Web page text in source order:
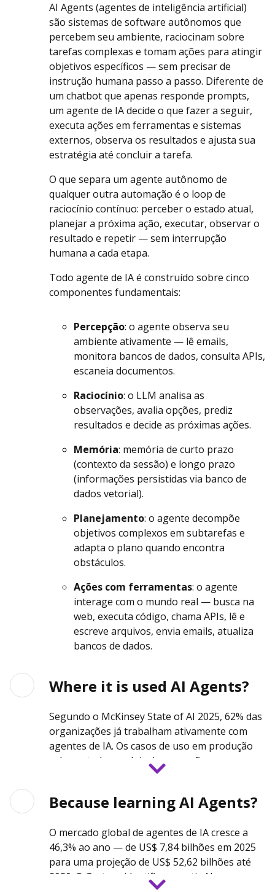
AI Agents (agentes de inteligência artificial)
são sistemas de software autônomos que
percebem seu ambiente, raciocinam sobre
tarefas complexas e tomam ações para atingir
objetivos específicos — sem precisar de
instrução humana passo a passo. Diferente de
um chatbot que apenas responde prompts,
um agente de IA decide o que fazer a seguir,
executa ações em ferramentas e sistemas
externos, observa os resultados e ajusta sua
estratégia até concluir a tarefa.
O que separa um agente autônomo de
qualquer outra automação é o loop de
raciocínio contínuo: perceber o estado atual,
planejar a próxima ação, executar, observar o
resultado e repetir — sem interrupção
humana a cada etapa.
Todo agente de IA é construído sobre cinco
componentes fundamentais:
Percepção: o agente observa seu
ambiente ativamente — lê emails,
monitora bancos de dados, consulta APIs,
escaneia documentos.
Raciocínio: o LLM analisa as
observações, avalia opções, prediz
resultados e decide as próximas ações.
Memória: memória de curto prazo
(contexto da sessão) e longo prazo
(informações persistidas via banco de
dados vetorial).
Planejamento: o agente decompõe
objetivos complexos em subtarefas e
adapta o plano quando encontra
obstáculos.
Ações com ferramentas: o agente
interage com o mundo real — busca na
web, executa código, chama APIs, lê e
escreve arquivos, envia emails, atualiza
bancos de dados.
Where it is used AI Agents?
Segundo o McKinsey State of AI 2025, 62% das
organizações já trabalham ativamente com
agentes de IA. Os casos de uso em produção
cobrem toda a cadeia de operações
Desenvolvimento de software (GitHub
Google Antigravity)
Atendimento ao cliente e suporte técnico
Finanças e compliance — detecção de
Because learning AI Agents?
O mercado global de agentes de IA cresce a
46,3% ao ano — de US$ 7,84 bilhões em 2025
para uma projeção de US$ 52,62 bilhões até
2030. O Gartner identifica agentic AI como uma